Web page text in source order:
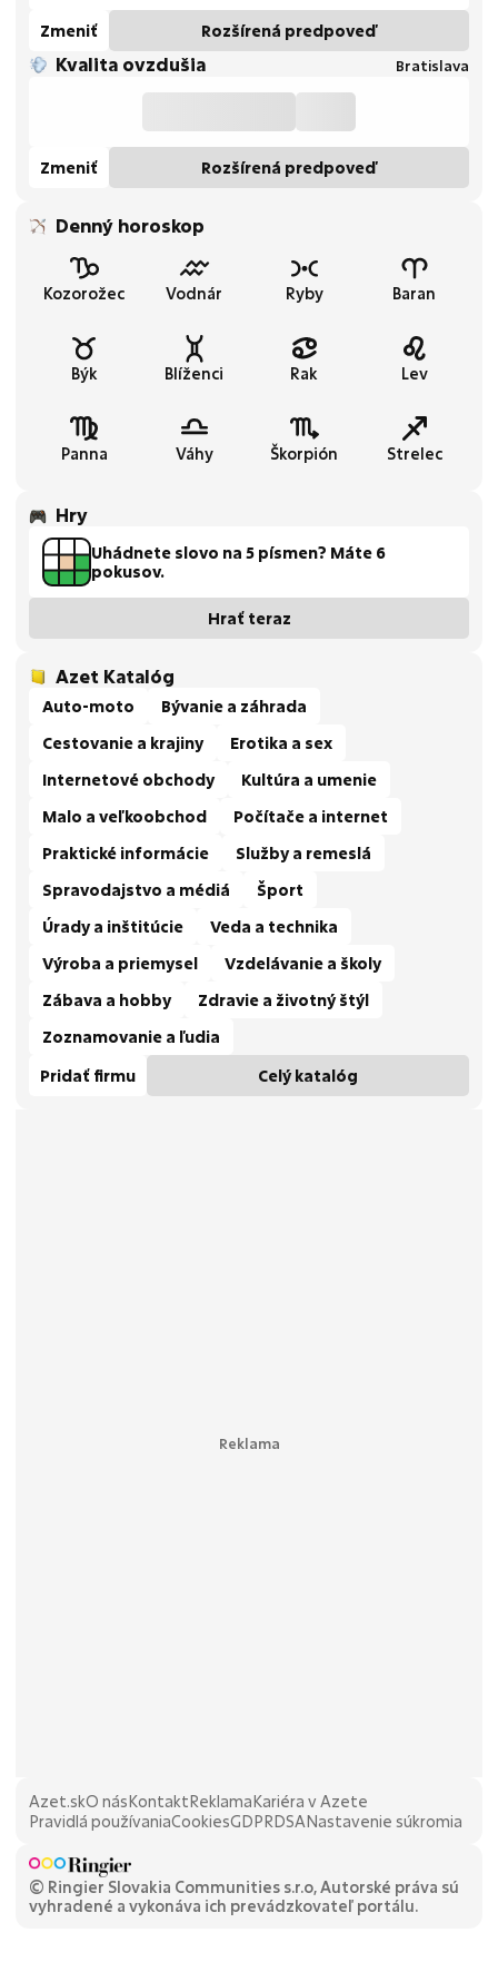
Zmeniť Rozšírená predpoveď
Kvalita ovzdušia Bratislava
Zmeniť Rozšírená predpoveď
Denný horoskop
Kozorožec Vodnár Ryby Baran
Býk Blíženci Rak Lev
Panna Váhy Škorpión Strelec
Hry
Uhádnete slovo na 5 písmen? Máte 6
pokusov.
Hrať teraz
Azet Katalóg
Auto-moto
Bývanie a záhrada
Cestovanie a krajiny
Erotika a sex
Internetové obchody
Kultúra a umenie
Malo a veľkoobchod
Počítače a internet
Praktické informácie
Služby a remeslá
Spravodajstvo a médiá
Šport
Úrady a inštitúcie
Veda a technika
Výroba a priemysel
Vzdelávanie a školy
Zábava a hobby
Zdravie a životný štýl
Zoznamovanie a ľudia
Pridať firmu
Celý katalóg
Azet.skO násKontaktReklamaKariéra v Azete
Pravidlá používaniaCookiesGDPRDSANastavenie súkromia
© Ringier Slovakia Communities s.r.o, Autorské práva sú
vyhradené a vykonáva ich prevádzkovateľ portálu.